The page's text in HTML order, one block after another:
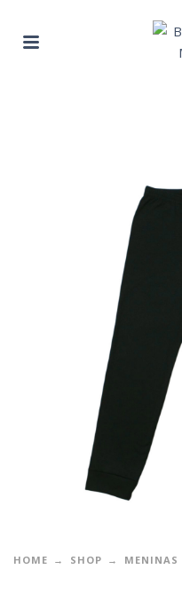
HOME SHOP MENINAS